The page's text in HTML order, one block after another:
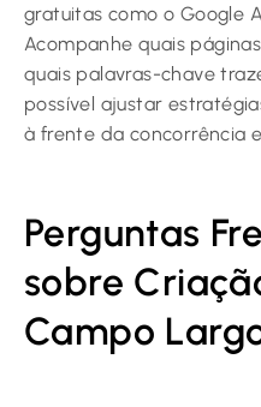
gratuitas como o Google
Acompanhe quais
quais palavras-chave
possível ajustar
à frente da concorrência
Perguntas
sobre
Campo